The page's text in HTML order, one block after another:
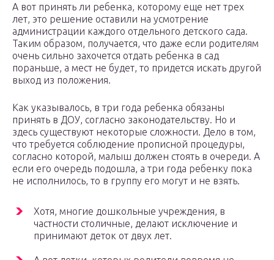
А вот принять ли ребенка, которому еще нет трех
лет, это решение оставили на усмотрение
администрации каждого отдельного детского сада.
Таким образом, получается, что даже если родителям
очень сильно захочется отдать ребенка в сад
пораньше, а мест не будет, то придется искать другой
выход из положения.
Как указывалось, в три года ребенка обязаны
принять в ДОУ, согласно законодательству. Но и
здесь существуют некоторые сложности. Дело в том,
что требуется соблюдение прописной процедуры,
согласно которой, малыш должен стоять в очереди. А
если его очередь подошла, а три года ребенку пока
не исполнилось, то в группу его могут и не взять.
Хотя, многие дошкольные учреждения, в
частности столичные, делают исключение и
принимают деток от двух лет.